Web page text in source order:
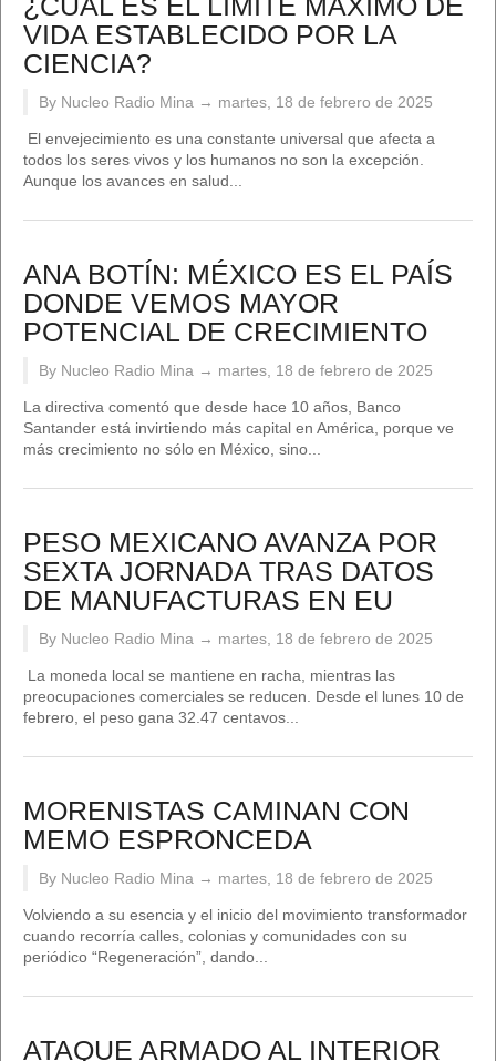
VIDA ESTABLECIDO POR LA
CIENCIA?
By Nucleo Radio Mina → martes, 18 de febrero de 2025
El envejecimiento es una constante universal que afecta a
todos los seres vivos y los humanos no son la excepción.
Aunque los avances en salud...
ANA BOTÍN: MÉXICO ES EL PAÍS
DONDE VEMOS MAYOR
POTENCIAL DE CRECIMIENTO
By Nucleo Radio Mina → martes, 18 de febrero de 2025
La directiva comentó que desde hace 10 años, Banco
Santander está invirtiendo más capital en América, porque ve
más crecimiento no sólo en México, sino...
PESO MEXICANO AVANZA POR
SEXTA JORNADA TRAS DATOS
DE MANUFACTURAS EN EU
By Nucleo Radio Mina → martes, 18 de febrero de 2025
La moneda local se mantiene en racha, mientras las
preocupaciones comerciales se reducen. Desde el lunes 10 de
febrero, el peso gana 32.47 centavos...
MORENISTAS CAMINAN CON
MEMO ESPRONCEDA
By Nucleo Radio Mina → martes, 18 de febrero de 2025
Volviendo a su esencia y el inicio del movimiento transformador
cuando recorría calles, colonias y comunidades con su
periódico “Regeneración”, dando...
ATAQUE ARMADO AL INTERIOR